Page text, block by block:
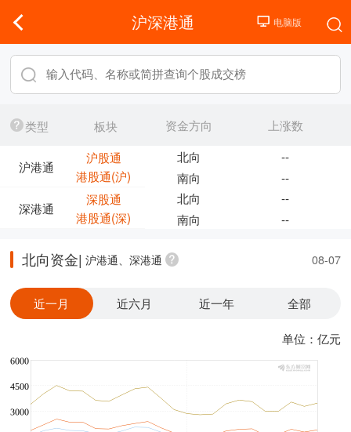
沪深港通
类型 板块
沪港通
沪股通
港股通(沪)
深港通
深股通
港股通(深)
资金方向
上涨数
北向
--
南向
--
北向
--
南向
--
北向资金| 沪港通、深港通 08-07
近一月 近六月 近一年 全部
单位：亿元